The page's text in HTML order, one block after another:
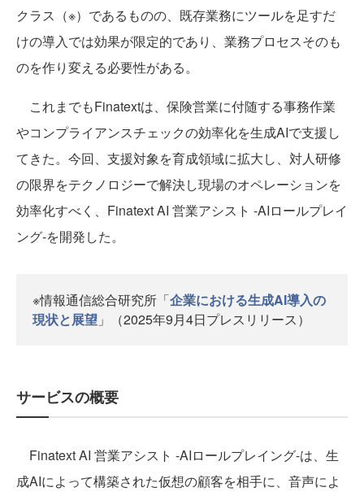
クラス（※）であるものの、既存業務にツールを足すだ
けの導入では効果が限定的であり、業務プロセスそのも
のを作り変える必要性がある。
これまでもFinatextは、保険営業に付随する事務作業
やコンプライアンスチェックの効率化を生成AIで支援し
てきた。今回、支援対象を育成領域に拡大し、対人研修
の限界をテクノロジーで解決し現場のオペレーションを
効率化すべく、Finatext AI 営業アシスト -AIロールプレイ
ング-を開発した。
※情報通信総合研究所「企業における生成AI導入の
現状と展望 」（2025年9月4日プレスリリース）
サービスの概要
Finatext AI 営業アシスト -AIロールプレイング-は、生
成AIによって構築された仮想の顧客を相手に、音声によ